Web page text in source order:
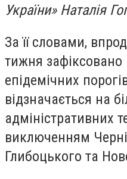
України» Наталія
За її словами,
тижня
епідемічних
відзначається на
адміністративних
виключенням
Глибоцького та